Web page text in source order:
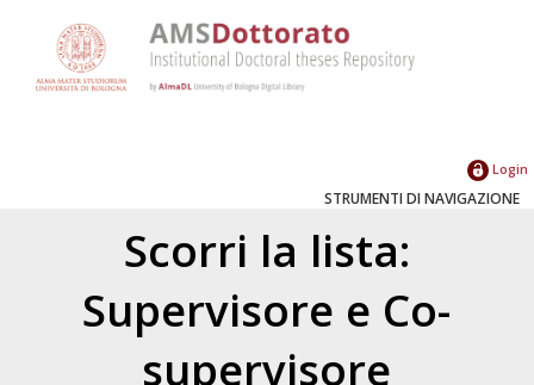
Login
STRUMENTI DI NAVIGAZIONE
Scorri la lista:
Supervisore e Co-
supervisore